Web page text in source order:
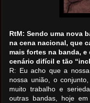
RtM: Sendo uma nova
na cena nacional, que
mais fortes na banda,
cenário difícil e tão
R: Eu acho que a
nossa união, o
muito trabalho e
outras bandas, hoje